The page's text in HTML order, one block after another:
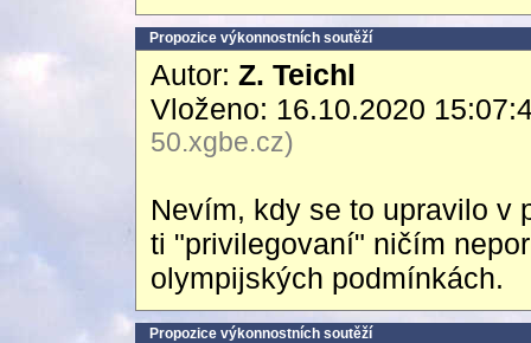
Propozice výkonnostních soutěží
Autor: Z. Teichl
Vloženo: 16.10.2020
50.xgbe.cz)
Nevím, kdy se to upravilo v
ti "privilegovaní" ničím
olympijských podmínkách.
Propozice výkonnostních soutěží